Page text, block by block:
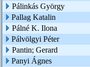
Pálinkás György
Pallag Katalin
Pálné K. Ilona
Pálvölgyi Péter
Pantin; Gerard
Panyi Ágnes